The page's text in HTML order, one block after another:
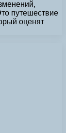
путешествие
оценят